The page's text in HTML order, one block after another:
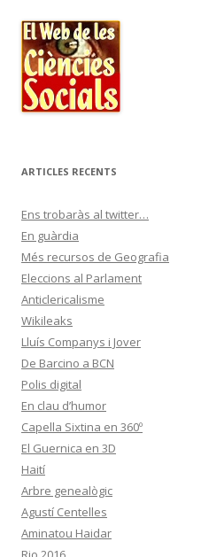
ARTICLES RECENTS
Ens trobaràs al twitter…
En guàrdia
Més recursos de Geografia
Eleccions al Parlament
Anticlericalisme
Wikileaks
Lluís Companys i Jover
De Barcino a BCN
Polis digital
En clau d’humor
Capella Sixtina en 360º
El Guernica en 3D
Haití
Arbre genealògic
Agustí Centelles
Aminatou Haidar